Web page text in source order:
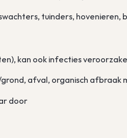
tuinders, hovenieren,
kan ook infecties
afval, organisch afbraak
door